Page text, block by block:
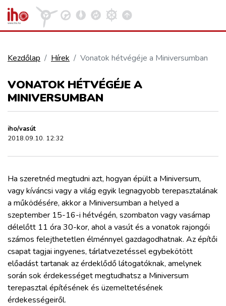
REPÜLÉS
ELLÁTÁSI LÁNC
ZÖLDÚT
HAJÓZÁS
BLOG
Kezdőlap Hírek Vonatok hétvégéje a Miniversumban
VONATOK HÉTVÉGÉJE A
MINIVERSUMBAN
iho/vasút
2018.09.10. 12:32
Ha szeretnéd megtudni azt, hogyan épült a Miniversum,
vagy kíváncsi vagy a világ egyik legnagyobb terepasztalának
a működésére, akkor a Miniversumban a helyed a
szeptember 15-16-i hétvégén, szombaton vagy vasárnap
délelőtt 11 óra 30-kor, ahol a vasút és a vonatok rajongói
számos felejthetetlen élménnyel gazdagodhatnak. Az építői
csapat tagjai ingyenes, tárlatvezetéssel egybekötött
előadást tartanak az érdeklődő látogatóknak, amelynek
során sok érdekességet megtudhatsz a Miniversum
terepasztal építésének és üzemeltetésének
érdekességeiről.